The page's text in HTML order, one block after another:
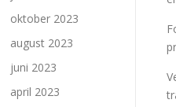
oktober 2023
august 2023
juni 2023
april 2023